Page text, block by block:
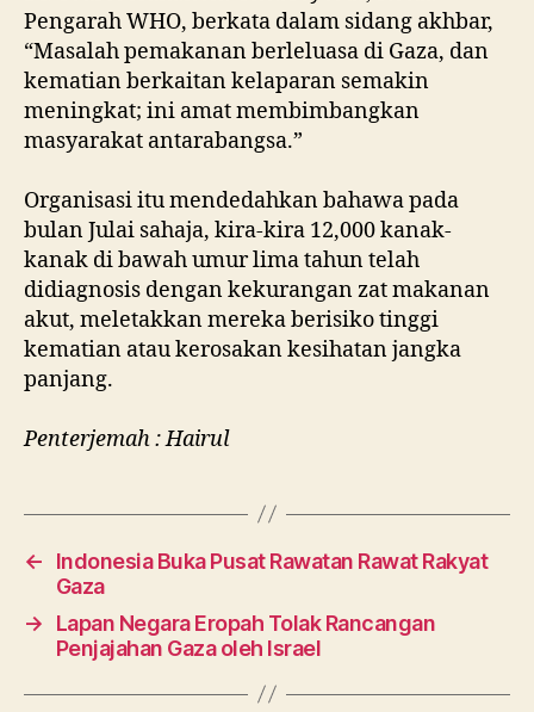
Pengarah WHO, berkata dalam sidang akhbar,
“Masalah pemakanan berleluasa di Gaza, dan
kematian berkaitan kelaparan semakin
meningkat; ini amat membimbangkan
masyarakat antarabangsa.”
Organisasi itu mendedahkan bahawa pada
bulan Julai sahaja, kira-kira 12,000 kanak-
kanak di bawah umur lima tahun telah
didiagnosis dengan kekurangan zat makanan
akut, meletakkan mereka berisiko tinggi
kematian atau kerosakan kesihatan jangka
panjang.
Penterjemah : Hairul
←
Indonesia Buka Pusat Rawatan Rawat Rakyat
Gaza
→
Lapan Negara Eropah Tolak Rancangan
Penjajahan Gaza oleh Israel